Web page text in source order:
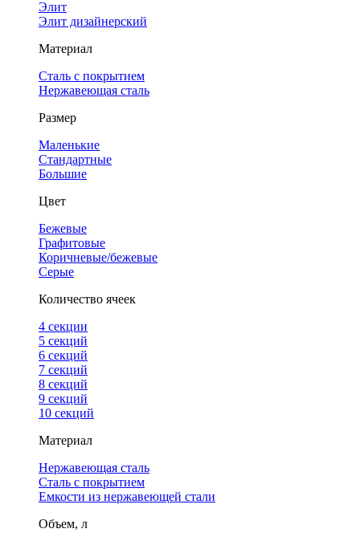
Элит
Элит дизайнерский
Материал
Сталь с покрытием
Нержавеющая сталь
Размер
Маленькие
Стандартные
Большие
Цвет
Бежевые
Графитовые
Коричневые/бежевые
Серые
Количество ячеек
4 cекции
5 секций
6 секций
7 секций
8 секций
9 секций
10 секций
Материал
Нержавеющая сталь
Сталь с покрытием
Емкости из нержавеющей стали
Объем, л